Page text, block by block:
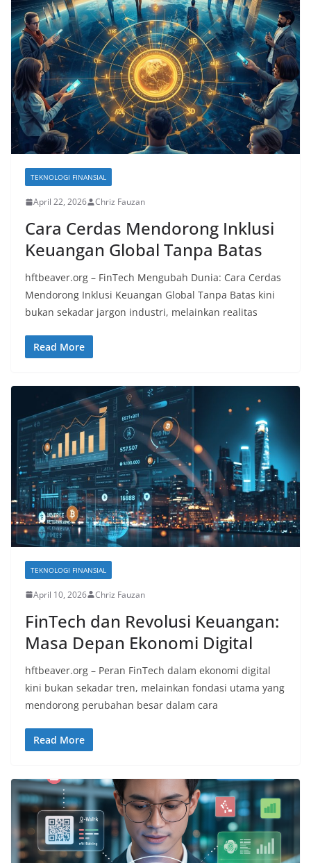
TEKNOLOGI FINANSIAL
April 22, 2026 Chriz Fauzan
Cara Cerdas Mendorong Inklusi
Keuangan Global Tanpa Batas
hftbeaver.org – FinTech Mengubah Dunia: Cara Cerdas
Mendorong Inklusi Keuangan Global Tanpa Batas kini
bukan sekadar jargon industri, melainkan realitas
Read More
TEKNOLOGI FINANSIAL
April 10, 2026 Chriz Fauzan
FinTech dan Revolusi Keuangan:
Masa Depan Ekonomi Digital
hftbeaver.org – Peran FinTech dalam ekonomi digital
kini bukan sekadar tren, melainkan fondasi utama yang
mendorong perubahan besar dalam cara
Read More